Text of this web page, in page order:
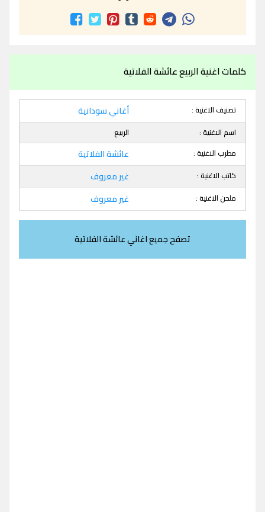
كلمات اغنية الربيع عائشة الفلاتية
تصنيف الاغنية : أغاني سودانية
اسم الاغنية :
الربيع
مطرب الاغنية :
عائشة الفلاتية
كاتب الاغنية : غير معروف
ملحن الاغنية : غير معروف
تصفح جميع اغاني عائشة الفلاتية